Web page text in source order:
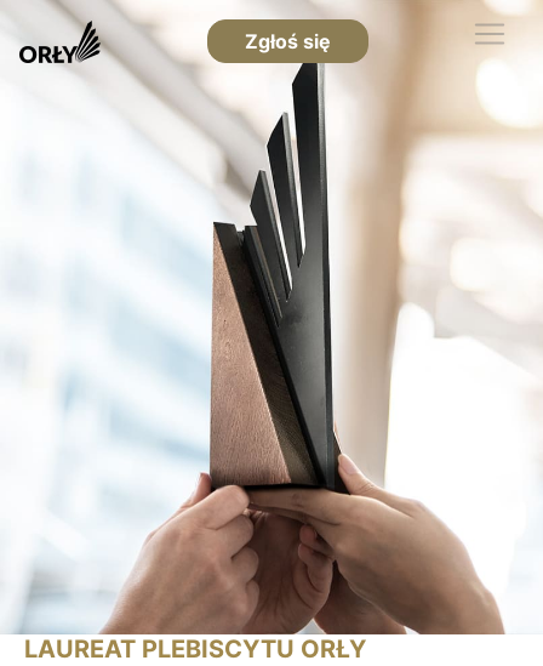
Zgłoś się
LAUREAT PLEBISCYTU ORŁY